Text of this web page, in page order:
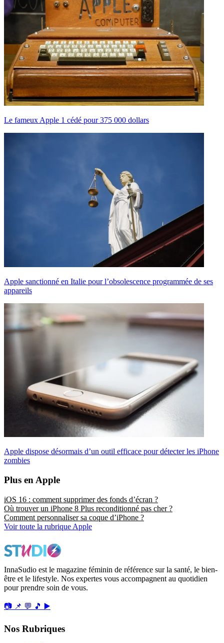
Le fameux Apple 1 cédé pour 375 000 dollars
Apple sanctionné en Italie pour l’obsolescence programmée de ses
appareils
Apple dispose désormais d’un outil efficace pour détecter les iPhone
zombies
Plus en Apple
iOS 16 : comment supprimer des fonds d’écran ?
Où trouver un iPhone 8 Plus reconditionné pas cher ?
Comment personnaliser sa coque d’iPhone ?
Voir toute la rubrique Apple
InnaSudio est le magazine féminin de référence sur la santé, le bien-
être et le lifestyle. Nos expertes vous accompagnent au quotidien
pour prendre soin de vous.
📷 📌 💬 🎵 ▶️
Nos Rubriques